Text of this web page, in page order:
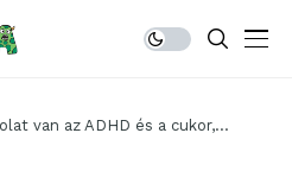
van az ADHD és a cukor,